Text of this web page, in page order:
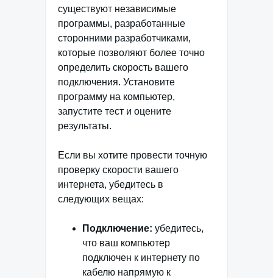
существуют независимые
программы, разработанные
сторонними разработчиками,
которые позволяют более точно
определить скорость вашего
подключения. Установите
программу на компьютер,
запустите тест и оцените
результаты.
Если вы хотите провести точную
проверку скорости вашего
интернета, убедитесь в
следующих вещах:
Подключение: убедитесь,
что ваш компьютер
подключен к интернету по
кабелю напрямую к